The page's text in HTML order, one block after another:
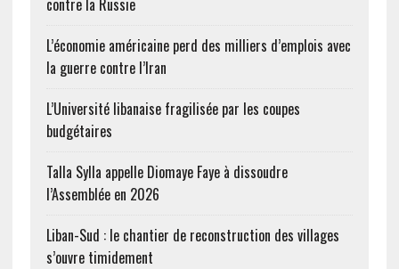
L’économie américaine perd des milliers d’emplois avec
la guerre contre l’Iran
L’Université libanaise fragilisée par les coupes
budgétaires
Talla Sylla appelle Diomaye Faye à dissoudre
l’Assemblée en 2026
Liban-Sud : le chantier de reconstruction des villages
s’ouvre timidement